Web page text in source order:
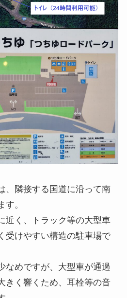
、隣接する国道に沿って南
。
近く、トラック等の大型車
受けやすい構造の駐車場で
なめですが、大型車が通過
きく響くため、耳栓等の音